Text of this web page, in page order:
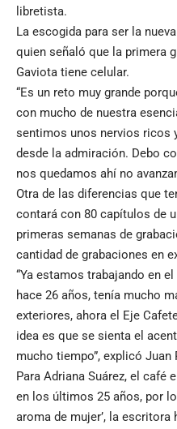
libretista.
La escogida para ser la
quien señaló que la primera
Gaviota tiene celular.
“Es un reto muy grande
con mucho de nuestra
sentimos unos nervios ricos
desde la admiración. Debo
nos quedamos ahí no
Otra de las diferencias que
contará con 80 capítulos de
primeras semanas de
cantidad de grabaciones en
“Ya estamos trabajando en
hace 26 años, tenía mucho
exteriores, ahora el Eje
idea es que se sienta el
mucho tiempo”, explicó Juan
Para Adriana Suárez, el café
en los últimos 25 años, por
aroma de mujer’, la